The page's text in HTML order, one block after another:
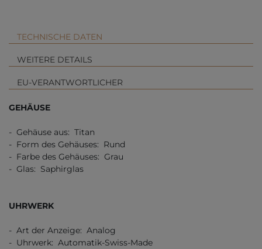
TECHNISCHE DATEN
WEITERE DETAILS
EU-VERANTWORTLICHER
GEHÄUSE
- Gehäuse aus: Titan
- Form des Gehäuses: Rund
- Farbe des Gehäuses: Grau
- Glas: Saphirglas
UHRWERK
- Art der Anzeige: Analog
- Uhrwerk: Automatik-Swiss-Made